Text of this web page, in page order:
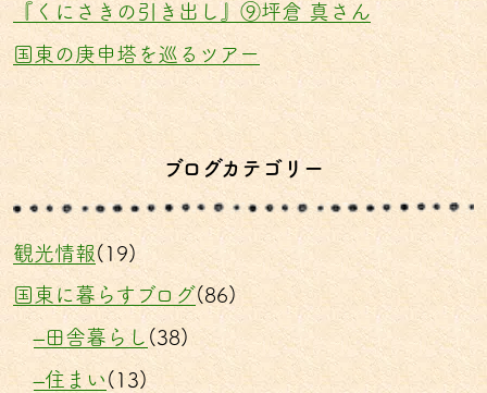
『くにさきの引き出し』⑨坪倉 真さん
国東の庚申塔を巡るツアー
ブログカテゴリー
観光情報 (19)
国東に暮らすブログ(86)
–田舎暮らし (38)
–住まい (13)